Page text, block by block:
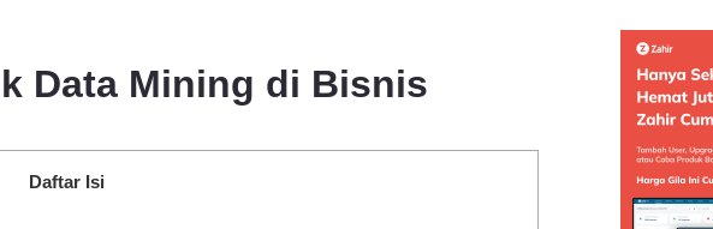
Data Mining di Bisnis
Daftar Isi